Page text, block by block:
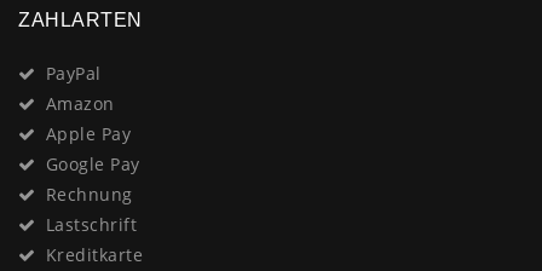
ZAHLARTEN
PayPal
Amazon
Apple Pay
Google Pay
Rechnung
Lastschrift
Kreditkarte